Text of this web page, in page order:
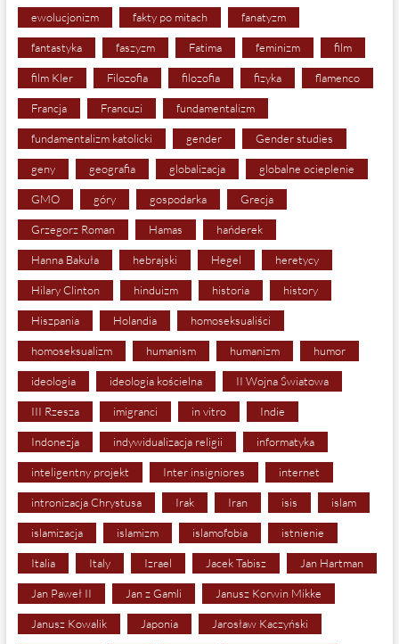
ewolucjonizm fakty po mitach fanatyzm
fantastyka faszyzm Fatima feminizm film
film Kler Filozofia filozofia fizyka flamenco
Francja Francuzi fundamentalizm
fundamentalizm katolicki gender Gender studies
geny geografia globalizacja globalne ocieplenie
GMO góry gospodarka Grecja
Grzegorz Roman Hamas hańderek
Hanna Bakuła hebrajski Hegel heretycy
Hilary Clinton hinduizm historia history
Hiszpania Holandia homoseksualiści
homoseksualizm humanism humanizm humor
ideologia ideologia kościelna II Wojna Światowa
III Rzesza imigranci in vitro Indie
Indonezja indywidualizacja religii informatyka
inteligentny projekt Inter insigniores internet
intronizacja Chrystusa Irak Iran isis islam
islamizacja islamizm islamofobia istnienie
Italia Italy Izrael Jacek Tabisz Jan Hartman
Jan Paweł II Jan z Gamli Janusz Korwin Mikke
Janusz Kowalik Japonia Jarosław Kaczyński